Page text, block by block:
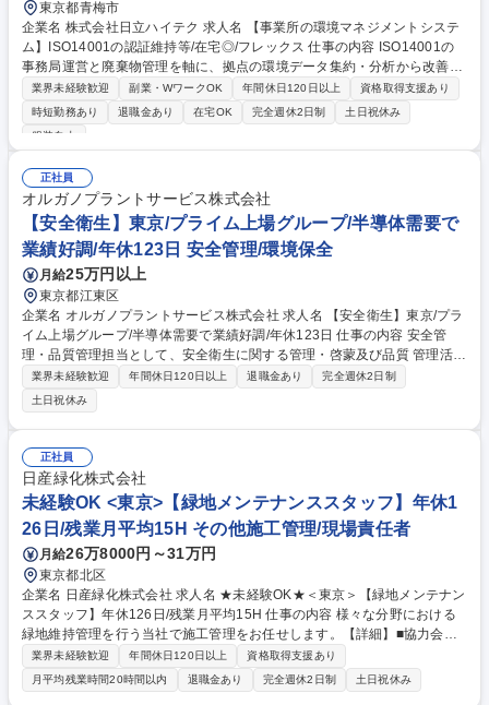
東京都青梅市
企業名 株式会社日立ハイテク 求人名 【事業所の環境マネジメントシステ
ム】ISO14001の認証維持等/在宅◎/フレックス 仕事の内容 ISO14001の
事務局運営と廃棄物管理を軸に、拠点の環境データ集約・分析から改善、
施策の立案・実行までを担うポジションです。多くの関係者と連携してIS
O14001の認証維持など環境活動を推進します。 【具体的な業務内】 ■IS
O14001事務局：年度環境目標・計画の策定、各部門への展開、進捗管理/
業者の手配・調整/リサイクル・削減施策の立案および運用管理 ■付随業
務：環境活動/化学物質管理/環境測定・管理/行政対応/環境データの収集・
管理/安全衛生業務のサポート 募集職種 【事業所の環境マネジメントシス
テム】ISO14001の認証維持等/在宅◎/フレックス
業界未経験歓迎 副業・WワークOK 年間休日120日以上
資格取得支援あり
時短勤務あり
退職金あり 在宅OK 完全週休2日制
土日祝休み
服装自由
正社員
オルガノプラントサービス株式会社
【安全衛生】東京/プライム上場グループ/半導体需要で
業績好調/年休123日 安全管理/環境保全
月給25万円以上
東京都江東区
企業名 オルガノプラントサービス株式会社 求人名 【安全衛生】東京/プラ
イム上場グループ/半導体需要で業績好調/年休123日 仕事の内容 安全管
理・品質管理担当として、安全衛生に関する管理・啓蒙及び品質 管理活動
を担当します。各地の水処理施設の建設工事現場及び維持管理現場での安
全パトロールや安全衛生教育も行うため、出張も発生します。 ・会社の安
全衛生活動計画の立案および実施、運営 ・研修全般の実施 ・品質管理活
動（QC活動） ・その他品質に関わる業務 ◆日本全国の顧客に迅速な対応
を行う為、全国に23ヶ所の出張所を設置し ており、オルガノグループ各
社と協力して業務を進めています。 募集職種 【安全衛生】東京/プライム
上場グループ/半導体需要で業績好調/年休123日
業界未経験歓迎 年間休日120日以上 退職金あり
完全週休2日制
土日祝休み
正社員
日産緑化株式会社
未経験OK <東京>【緑地メンテナンススタッフ】年休1
26日/残業月平均15H その他施工管理/現場責任者
月給26万8000円～31万円
東京都北区
企業名 日産緑化株式会社 求人名 ★未経験OK★＜東京＞【緑地メンテナン
ススタッフ】年休126日/残業月平均15H 仕事の内容 様々な分野における
緑地維持管理を行う当社で施工管理をお任せします。【詳細】■協力会社
への職人手配■安全・品質・工程・予算管理■取引先との業務調整や交渉な
ど 【1日の流れ（例）】 8:30出社（現場直行・朝礼）⇒9:00作業開始（関
連会社が施工を実施しますので、管理業務をお任せします。）⇒16:30帰
業界未経験歓迎 年間休日120日以上
資格取得支援あり
月平均残業時間20時間以内
退職金あり 完全週休2日制 土日祝休み